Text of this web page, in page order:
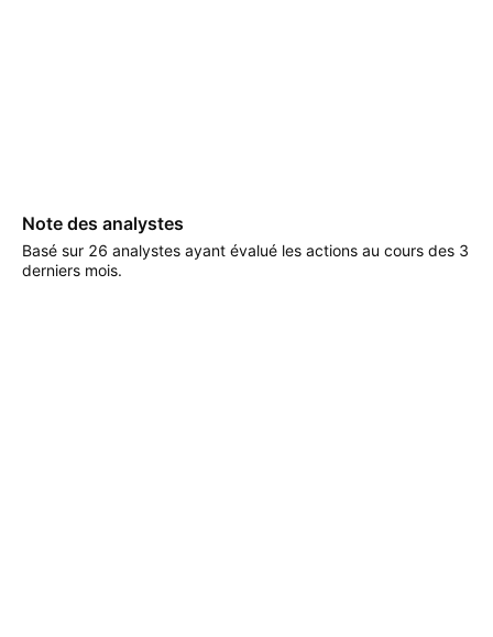
Note des analystes
Basé sur 26 analystes ayant évalué les actions au cours des 3
derniers mois.